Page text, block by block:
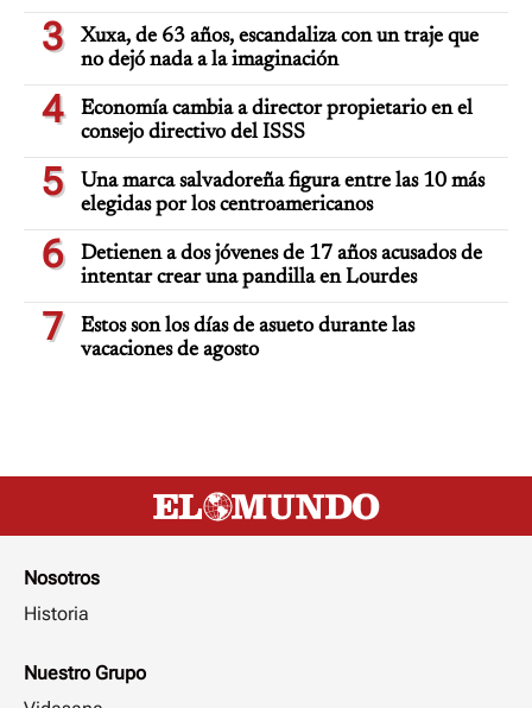
3
Xuxa, de 63 años, escandaliza con un traje que
no dejó nada a la imaginación
4
Economía cambia a director propietario en el
consejo directivo del ISSS
5
Una marca salvadoreña figura entre las 10 más
elegidas por los centroamericanos
6
Detienen a dos jóvenes de 17 años acusados de
intentar crear una pandilla en Lourdes
7
Estos son los días de asueto durante las
vacaciones de agosto
Nosotros
Historia
Nuestro Grupo